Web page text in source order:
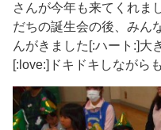
さんが今年も来てくれま
だちの誕生会の後、みん
んがきました[:ハート:]大
[:love:]ドキドキしながら